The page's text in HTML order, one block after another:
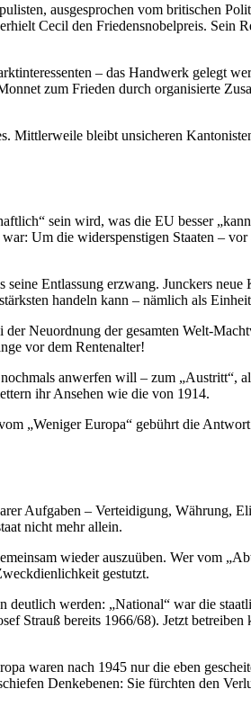
ausgesprochen vom britischen
Cecil den Friedensnobelpreis. Sein
– das Handwerk gelegt
zum Frieden durch organisierte
Mittlerweile bleibt unsicheren
sein wird, was die EU besser
Um die widerspenstigen Staaten –
Entlassung erzwang. Junckers
handeln kann – nämlich als
Neuordnung der gesamten Welt-
vor dem Rentenalter!
anwerfen will – zum „Austritt“,
ihr Ansehen wie die von 1914.
„Weniger Europa“ gebührt die
Aufgaben – Verteidigung, Währung,
nicht mehr allein.
wieder auszuüben. Wer vom
gestutzt.
werden: „National“ war die
Strauß bereits 1966/68). Jetzt
waren nach 1945 nur die eben
Denkebenen: Sie fürchten den